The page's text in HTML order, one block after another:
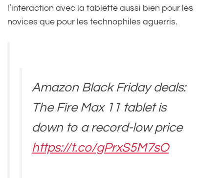
l’interaction avec la tablette aussi bien pour les
novices que pour les technophiles aguerris.
Amazon Black Friday deals:
The Fire Max 11 tablet is
down to a record-low price
https://t.co/gPrxS5M7sO